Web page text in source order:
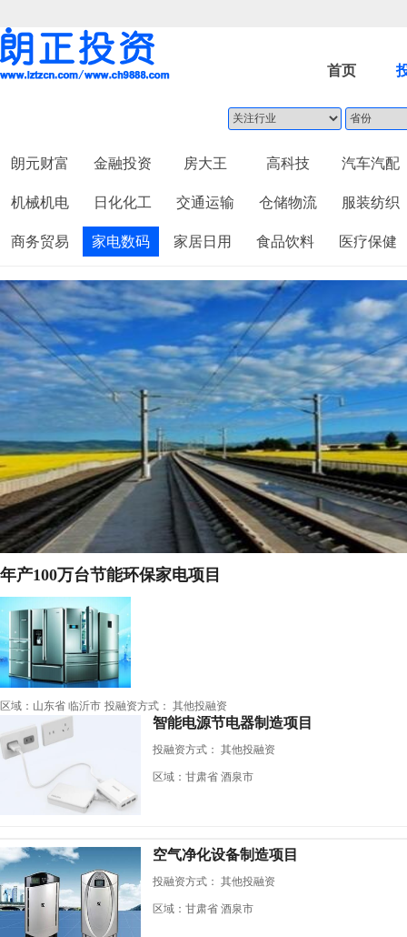
首页
朗元财富 金融投资 房大王 高科技 汽车汽配
机械机电 日化化工 交通运输 仓储物流 服装纺织
商务贸易 家电数码 家居日用 食品饮料 医疗保健
年产100万台节能环保家电项目
区域：山东省 临沂市 投融资方式： 其他投融资
智能电源节电器制造项目
投融资方式： 其他投融资
区域：甘肃省 酒泉市
空气净化设备制造项目
投融资方式： 其他投融资
区域：甘肃省 酒泉市